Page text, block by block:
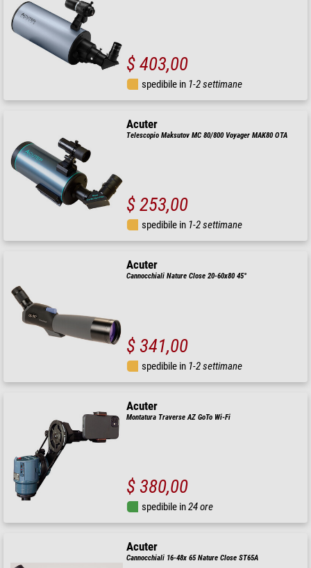
$ 403,00
spedibile in 1-2 settimane
Acuter
Telescopio Maksutov MC 80/800 Voyager MAK80 OTA
$ 253,00
spedibile in 1-2 settimane
Acuter
Cannocchiali Nature Close 20-60x80 45°
$ 341,00
spedibile in 1-2 settimane
Acuter
Montatura Traverse AZ GoTo Wi-Fi
$ 380,00
spedibile in24 ore
Acuter
Cannocchiali 16-48x 65 Nature Close ST65A